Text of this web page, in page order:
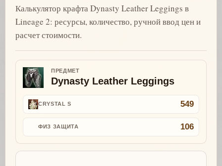
Калькулятор крафта Dynasty Leather Leggings в
Lineage 2: ресурсы, количество, ручной ввод цен и
расчет стоимости.
ПРЕДМЕТ
Dynasty Leather Leggings
CRYSTAL S 549
ФИЗ ЗАЩИТА 106